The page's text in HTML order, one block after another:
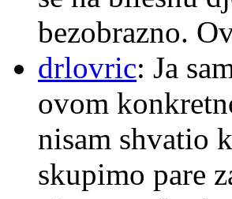
bezobrazno.
drlovric: Ja
ovom
nisam shvatio
skupimo pare